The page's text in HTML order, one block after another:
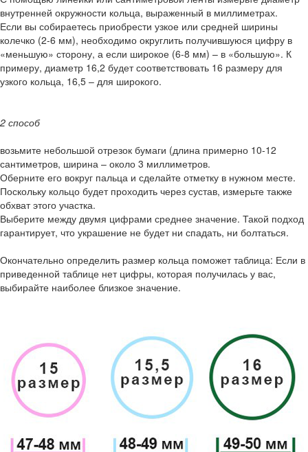
внутренней окружности кольца, выраженный в миллиметрах.
Если вы собираетесь приобрести узкое или средней ширины
колечко (2-6 мм), необходимо округлить получившуюся цифру в
«меньшую» сторону, а если широкое (6-8 мм) – в «большую». К
примеру, диаметр 16,2 будет соответствовать 16 размеру для
узкого кольца, 16,5 – для широкого.
2 способ
возьмите небольшой отрезок бумаги (длина примерно 10-12
сантиметров, ширина – около 3 миллиметров.
Оберните его вокруг пальца и сделайте отметку в нужном месте.
Поскольку кольцо будет проходить через сустав, измерьте также
обхват этого участка.
Выберите между двумя цифрами среднее значение. Такой подход
гарантирует, что украшение не будет ни спадать, ни болтаться.
Окончательно определить размер кольца поможет таблица: Если в
приведенной таблице нет цифры, которая получилась у вас,
выбирайте наиболее близкое значение.